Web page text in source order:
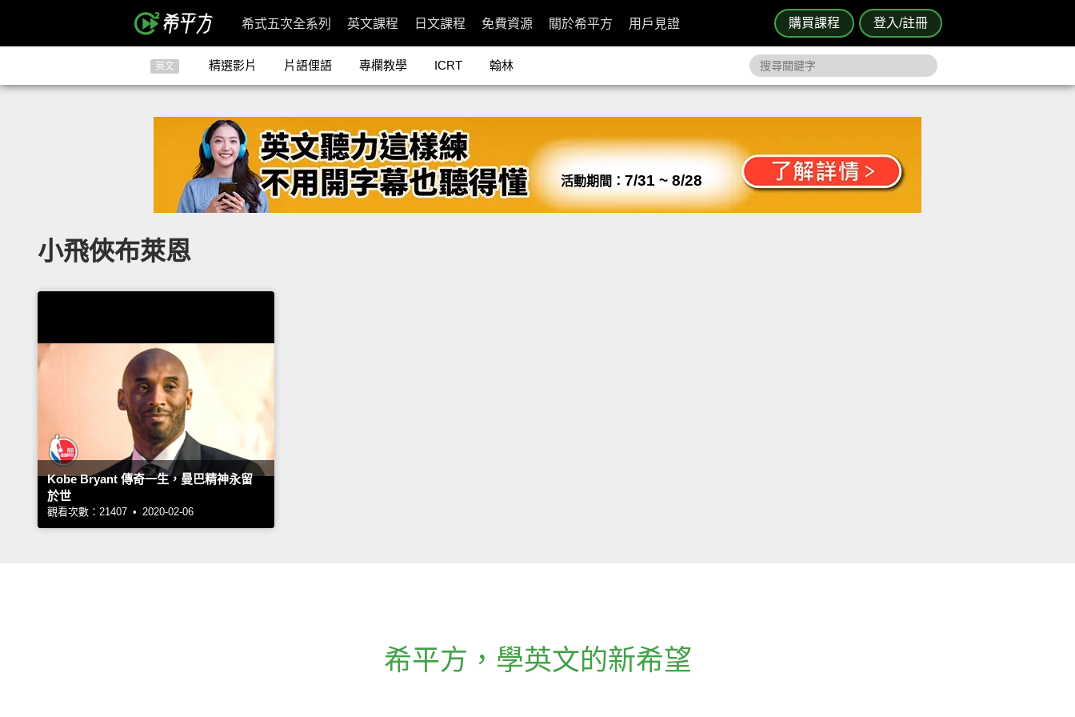
購買課程 登入/註冊
希式五次全系列 英文課程 日文課程 免費資源 關於希平方 用戶見證
英文 精選影片 片語俚語 專欄教學 ICRT 翰林
活動期間： 7/31 ~ 8/28
小飛俠布萊恩
Kobe Bryant 傳奇一生，曼巴精神永留
於世
觀看次數：21407 • 2020-02-06
希平方 ， 學英文的新希望